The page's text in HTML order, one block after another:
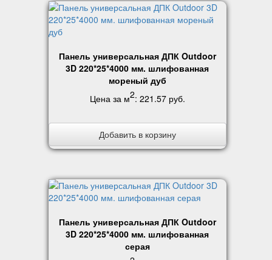
Панель универсальная ДПК Outdoor
3D 220*25*4000 мм. шлифованная
мореный дуб
Цена за м2: 221.57 руб.
Добавить в корзину
Панель универсальная ДПК Outdoor
3D 220*25*4000 мм. шлифованная
серая